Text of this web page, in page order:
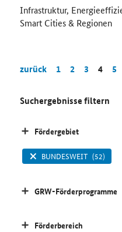
Infrastruktur,
Smart Cities & Regionen
zurück 1 2 3 4 5
Suchergebnisse filtern
Fördergebiet
BUNDESWEIT (52)
GRW-Förderprogramme
Förderbereich